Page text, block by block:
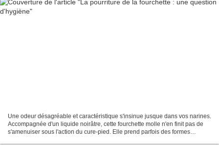
Une odeur désagréable et caractéristique s'insinue jusque dans vos narines.
Accompagnée d'un liquide noirâtre, cette fourchette molle n'en finit pas de
s'amenuiser sous l'action du cure-pied. Elle prend parfois des formes